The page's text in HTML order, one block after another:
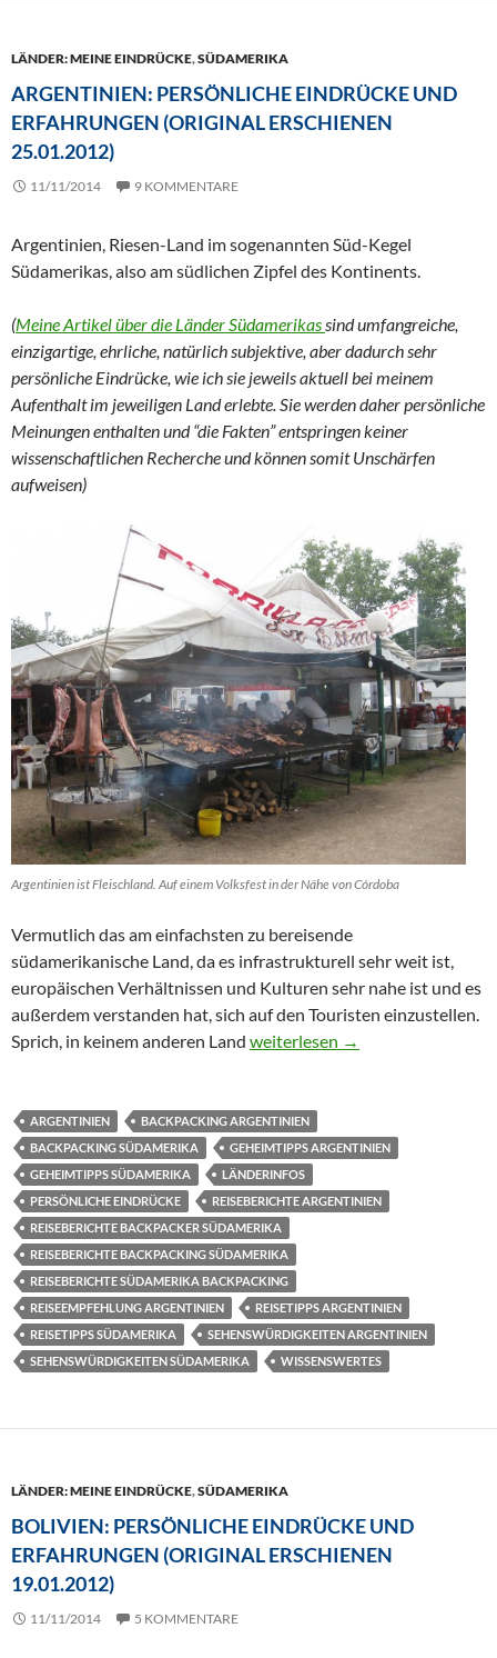
LÄNDER: MEINE EINDRÜCKE,SÜDAMERIKA
ARGENTINIEN: PERSÖNLICHE EINDRÜCKE UND
ERFAHRUNGEN (ORIGINAL ERSCHIENEN
25.01.2012)
11/11/2014 9 KOMMENTARE
Argentinien, Riesen-Land im sogenannten Süd-Kegel
Südamerikas, also am südlichen Zipfel des Kontinents.
(Meine Artikel über die Länder Südamerikas sind umfangreiche,
einzigartige, ehrliche, natürlich subjektive, aber dadurch sehr
persönliche Eindrücke, wie ich sie jeweils aktuell bei meinem
Aufenthalt im jeweiligen Land erlebte. Sie werden daher persönliche
Meinungen enthalten und “die Fakten” entspringen keiner
wissenschaftlichen Recherche und können somit Unschärfen
aufweisen)
Argentinien ist Fleischland. Auf einem Volksfest in der Nähe von Córdoba
Vermutlich das am einfachsten zu bereisende
südamerikanische Land, da es infrastrukturell sehr weit ist,
europäischen Verhältnissen und Kulturen sehr nahe ist und es
außerdem verstanden hat, sich auf den Touristen einzustellen.
Sprich, in keinem anderen Land Argentinien: Persönliche
weiterlesen →
ARGENTINIEN
BACKPACKING ARGENTINIEN
BACKPACKING SÜDAMERIKA
GEHEIMTIPPS ARGENTINIEN
GEHEIMTIPPS SÜDAMERIKA
LÄNDERINFOS
PERSÖNLICHE EINDRÜCKE
REISEBERICHTE ARGENTINIEN
REISEBERICHTE BACKPACKER SÜDAMERIKA
REISEBERICHTE BACKPACKING SÜDAMERIKA
REISEBERICHTE SÜDAMERIKA BACKPACKING
REISEEMPFEHLUNG ARGENTINIEN
REISETIPPS ARGENTINIEN
REISETIPPS SÜDAMERIKA
SEHENSWÜRDIGKEITEN ARGENTINIEN
SEHENSWÜRDIGKEITEN SÜDAMERIKA
WISSENSWERTES
LÄNDER: MEINE EINDRÜCKE,SÜDAMERIKA
BOLIVIEN: PERSÖNLICHE EINDRÜCKE UND
ERFAHRUNGEN (ORIGINAL ERSCHIENEN
19.01.2012)
11/11/2014 5 KOMMENTARE